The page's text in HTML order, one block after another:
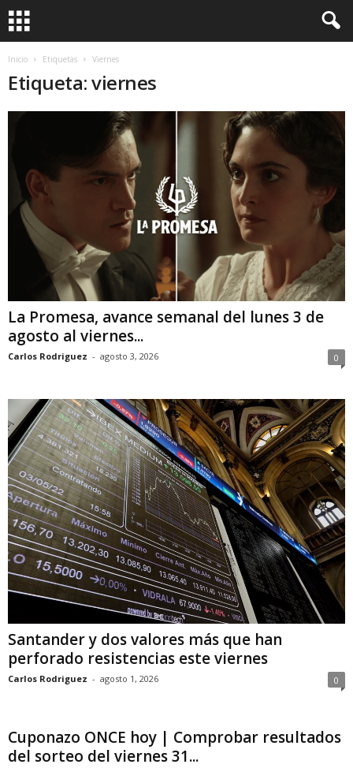
Inicio Etiquetas Viernes
Etiqueta: viernes
La Promesa, avance semanal del lunes 3 de
agosto al viernes...
Carlos Rodriguez - agosto 3, 2026 0
Santander y dos valores más que han
perforado resistencias este viernes
Carlos Rodriguez - agosto 1, 2026 0
Cuponazo ONCE hoy | Comprobar resultados
del sorteo del viernes 31...